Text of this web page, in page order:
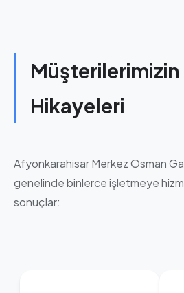
Müşterilerimizin
Hikayeleri
Afyonkarahisar Merkez Osman
genelinde binlerce işletmeye
sonuçlar: